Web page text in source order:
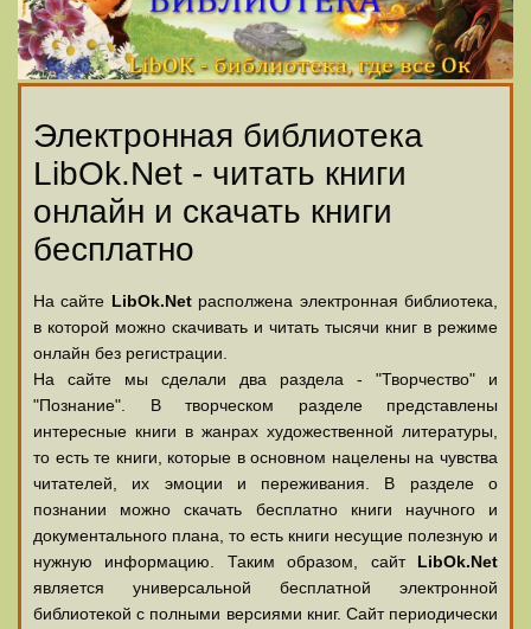
Электронная библиотека
LibOk.Net - читать книги
онлайн и скачать книги
бесплатно
На сайте LibOk.Netрасполжена электронная библиотека,
в которой можно скачивать и читать тысячи книг в режиме
онлайн без регистрации.
На сайте мы сделали два раздела - "Творчество" и
"Познание". В творческом разделе представлены
интересные книги в жанрах художественной литературы,
то есть те книги, которые в основном нацелены на чувства
читателей, их эмоции и переживания. В разделе о
познании можно скачать бесплатно книги научного и
документального плана, то есть книги несущие полезную и
нужную информацию. Таким образом, сайт LibOk.Net
является универсальной бесплатной электронной
библиотекой с полными версиями книг. Сайт периодически